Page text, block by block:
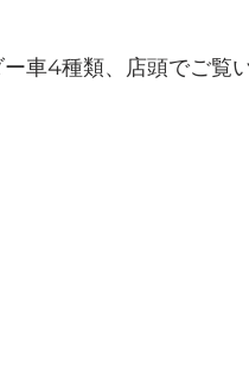
車4種類、店頭でご覧